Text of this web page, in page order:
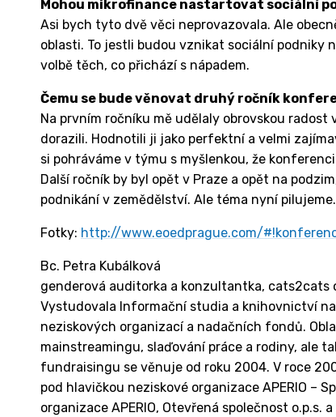
Mohou mikrofinance nastartovat sociální
Asi bych tyto dvě věci neprovazovala. Ale
oblasti. To jestli budou vznikat sociální podniky
volbě těch, co přichází s nápadem.
Čemu se bude věnovat druhý ročník
Na prvním ročníku mě udělaly obrovskou
dorazili. Hodnotili ji jako perfektní a velmi
si pohráváme v týmu s myšlenkou, že
Další ročník by byl opět v Praze a opět na
podnikání v zemědělství. Ale téma nyní pilujeme.
Fotky: http://www.eoedprague.com/
Bc. Petra Kubálková
genderová auditorka a konzultantka, cats2cats
Vystudovala Informační studia a knihovnictví
neziskových organizací a nadačních fondů.
mainstreamingu, slaďování práce a rodiny, ale
fundraisingu se věnuje od roku 2004. V roce
pod hlavičkou neziskové organizace APERIO –
organizace APERIO, Otevřená společnost o.p.s.